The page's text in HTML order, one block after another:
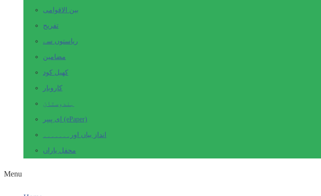
بین الاقوامی
تفریح
ریاستوں سے
مضامین
کھیل کود
کاروبار
ہندوستان
ای پیپر (ePaper)
انداز بیاں اور۔۔۔۔۔۔۔
محفل یاراں
Menu